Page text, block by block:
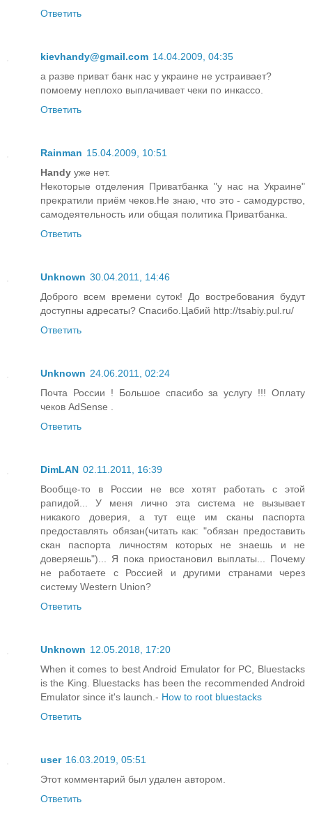
Ответить
kievhandy@gmail.com 14.04.2009, 04:35
а разве приват банк нас у украине не устраивает?
помоему неплохо выплачивает чеки по инкассо.
Ответить
Rainman 15.04.2009, 10:51
Handy уже нет.
Некоторые отделения Приватбанка "у нас на Украине"
прекратили приём чеков.Не знаю, что это - самодурство,
самодеятельность или общая политика Приватбанка.
Ответить
Unknown 30.04.2011, 14:46
Доброго всем времени суток! До востребования будут
доступны адресаты? Спасибо.Цабий http://tsabiy.pul.ru/
Ответить
Unknown 24.06.2011, 02:24
Почта России ! Большое спасибо за услугу !!! Оплату
чеков AdSense .
Ответить
DimLAN 02.11.2011, 16:39
Вообще-то в России не все хотят работать с этой
рапидой... У меня лично эта система не вызывает
никакого доверия, а тут еще им сканы паспорта
предоставлять обязан(читать как: "обязан предоставить
скан паспорта личностям которых не знаешь и не
доверяешь")... Я пока приостановил выплаты... Почему
не работаете с Россией и другими странами через
систему Western Union?
Ответить
Unknown 12.05.2018, 17:20
When it comes to best Android Emulator for PC, Bluestacks
is the King. Bluestacks has been the recommended Android
Emulator since it's launch.- How to root bluestacks
Ответить
user 16.03.2019, 05:51
Этот комментарий был удален автором.
Ответить